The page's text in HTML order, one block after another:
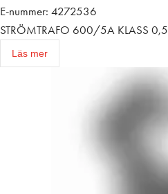
E-nummer: 4272536
STRÖMTRAFO 600/5A KLASS 0,5
Läs mer